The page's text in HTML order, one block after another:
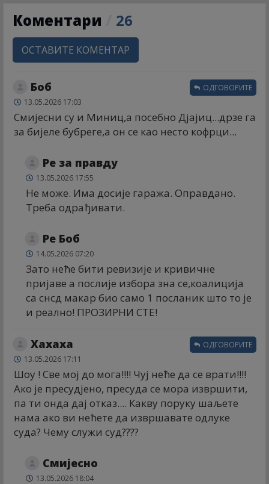
Коментари 26
ОСТАВИТЕ КОМЕНТАР
Боб
13.05.2026 17:03
Смијесни су и Миниц,а посебно Дјајиц...дрзе га
за бијеле бубреге,а он се као несто кофрци...
ОДГОВОРИТЕ
Ре за правду
13.05.2026 17:55
Не може. Има досије гаража. Оправдано.
Треба одрађивати.
Ре Боб
14.05.2026 07:20
Зато неће бити ревизије и кривичне
пријаве а послије избора зна се,коалиција
са снсд макар био само 1 посланик што то је
и реално! ПРОЗИРНИ СТЕ!
Хахаха
13.05.2026 17:11
Шоу ! Све мој до мога!!!! Чуј неће да се врати!!!!
Ако је пресудјено, пресуда се мора извршити,
па ти онда дај отказ.... Какву поруку шаљете
нама ако ви нећете да извршавате одлуке
суда? Чему служи суд????
ОДГОВОРИТЕ
Смијесно
13.05.2026 18:04